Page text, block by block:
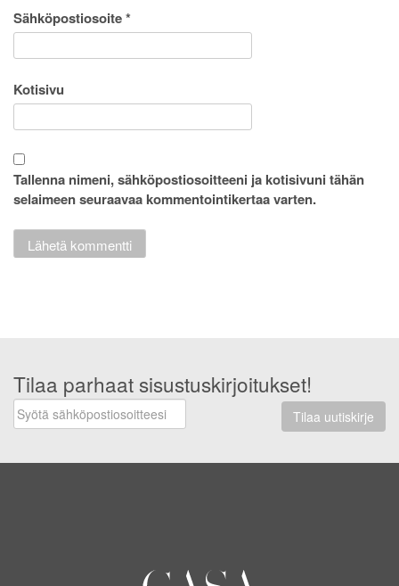
Sähköpostiosoite*
Kotisivu
Tallenna nimeni, sähköpostiosoitteeni ja kotisivuni tähän
selaimeen seuraavaa kommentointikertaa varten.
Tilaa parhaat sisustuskirjoitukset!
Tilaa uutiskirje